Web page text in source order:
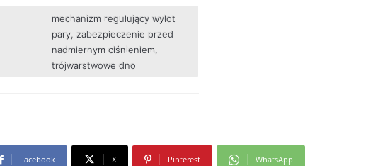
mechanizm regulujący wylot
pary, zabezpieczenie przed
nadmiernym ciśnieniem,
trójwarstwowe dno
Facebook X Pinterest WhatsApp